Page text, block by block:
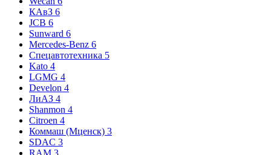
КАвЗ 6
JCB 6
Sunward 6
Mercedes-Benz 6
Спецавтотехника 5
Kato 4
LGMG 4
Develon 4
ЛиАЗ 4
Shanmon 4
Citroen 4
Коммаш (Мценск) 3
SDAC 3
RAM 3